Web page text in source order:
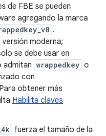
de FBE se pueden
agregando la marca
.
versión moderna;
se debe usar en
admitan wrappedkey o
con
obtener más
Habilita claves
fuerza el tamaño de la